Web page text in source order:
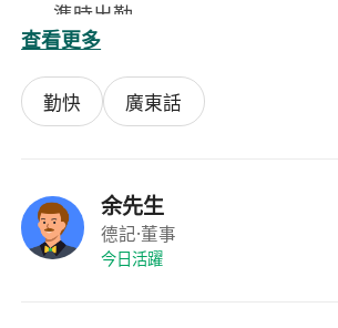
準時出勤
持有本地有效駕駛執照並具駕駛
考慮
崗位內容
執行瓷磚及瓦仔的舖設與更換，
美觀
進行天花及牆身批灰作業，包括
查看更多
勤快 廣東話
余先生
德記·董事
今日活躍